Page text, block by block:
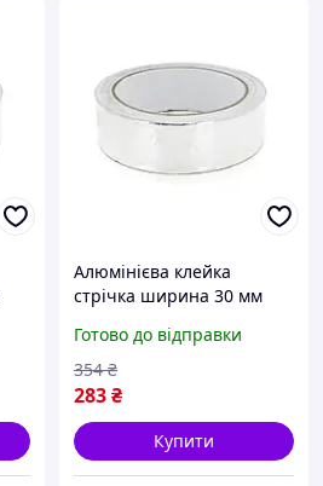
Алюмінієва клейка
стрічка ширина 30 мм
монтажу вентиляції та
відбиття тепла newyork
Готово до відправки
283₴
354 ₴
Купити